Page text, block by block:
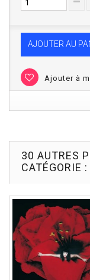
AJOUTER AU
Ajouter à
30 AUTRES
CATÉGORIE :